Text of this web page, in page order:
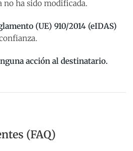
no ha sido modificada.
(UE) 910/2014 (eIDAS)
acción al destinatario.
(FAQ)